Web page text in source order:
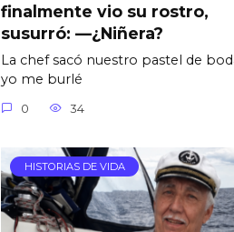
finalmente vio su rostro,
susurró: —¿Niñera?
La chef sacó nuestro pastel de
yo me burlé
0 34
HISTORIAS DE VIDA